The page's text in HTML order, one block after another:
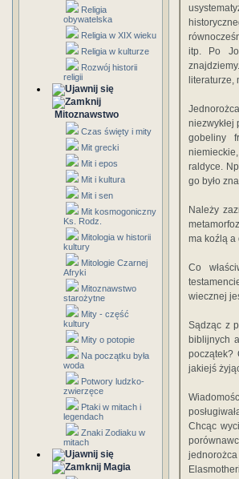
Religia
obywatelska
Religia w XIX wieku
Religia w kulturze
Rozwój historii
religii
Mitoznawstwo
Czas święty i mity
Mit grecki
Mit i epos
Mit i kultura
Mit i sen
Mit kosmogoniczny
Ks. Rodz.
Mitologia w historii
kultury
Mitologie Czarnej
Afryki
Mitoznawstwo
starożytne
Mity - część
kultury
Mity o potopie
Na początku była
woda
Potwory ludzko-
zwierzęce
Ptaki w mitach i
legendach
Znaki Zodiaku w
mitach
Magia
itp. Po
literaturze,
gobeliny
raldyce.
go było
Należy
ma koźlą a
Co
wiecznej
Sądząc z
biblijnych
początek?
jakiejś
Chcąc